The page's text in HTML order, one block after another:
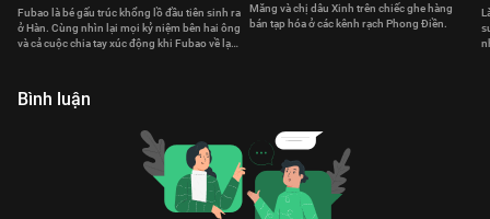
Fubao là bé gấu trúc khổng lồ đầu tiên sinh ra
ở Hàn. Cùng nhìn lại mọi kỷ niệm bên hai ông
và cả cuộc chia tay xúc động khi Fubao về lại
Măng và chị dâu Xinh trên chiếc ghe hàng
bán tạp hóa ở các kênh rạch Phong Điền.
Bình luận